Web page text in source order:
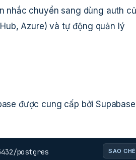
nhắc chuyển sang dùng auth
Azure) và tự động quản lý
được cung cấp bởi
SAO
postgres